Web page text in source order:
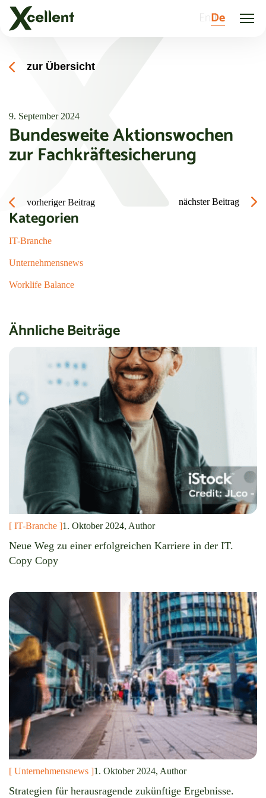
En De
zur Übersicht
9. September 2024
Bundesweite Aktionswochen
zur Fachkräftesicherung
Beitragsnavigation
vorheriger Beitrag nächster Beitrag
Kategorien
IT-Branche
Unternehmensnews
Worklife Balance
Ähnliche Beiträge
[ IT-Branche ]1. Oktober 2024, Author
Neue Weg zu einer erfolgreichen Karriere in der IT.
Copy Copy
[ Unternehmensnews ]1. Oktober 2024, Author
Strategien für herausragende zukünftige Ergebnisse.